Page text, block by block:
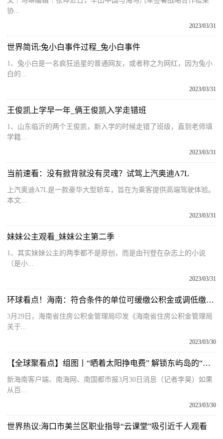
协...
2023/03/31
世界简讯:兔小白事件过程_兔小白事件
1、兔小白是一名疯狂追星的普通网友，或者称之为网红，因为兔小
白的...
2023/03/31
王俊凯上学早一年_俩王俊凯入学走错班
1、山东临沂的两个王俊凯，新入学的时候走错了班级，直到老师填
学籍...
2023/03/31
当前速看：没有掀背就没有灵魂？试驾上汽奥迪A7L
上汽奥迪A7L是一款豪华大型轿车，旨在为乘客提供高端驾驶体验。
本文...
2023/03/31
妹妹公主观看_妹妹公主第二季
1、其实妹妹公主的两季都不是原创，而是由刊登在杂志上的小说
（是小...
2023/03/31
环球看点！海南：符合条件的单位可缓缴公积金或调低缴存比例
3月29日，海南省住房公积金管理局印发《海南省住房公积金管理局
关于...
2023/03/30
【全球聚看点】组图丨“晒着太阳挣电费” 解锁东屿岛的“零碳”密码
新海南客户端、南海网、南国都市报3月30日消息（记者李昊）如果
从百...
2023/03/30
世界热议:海口市美兰区职业指导“云课堂”吸引近千人观看